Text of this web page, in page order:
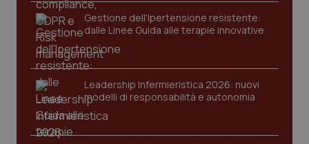
Gestione dell'Ipertensione resistente:
dalle Linee Guida alle terapie innovative
Leadership Infermieristica 2026: nuovi
modelli di responsabilità e autonomia
Nome
Fornitore/Dominio